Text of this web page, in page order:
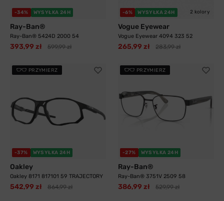
-34% WYSYŁKA 24H
Ray-Ban®
Ray-Ban® 5424D 2000 54
393,99 zł 599,99 zł
-6% WYSYŁKA 24H 2 kolory
Vogue Eyewear
Vogue Eyewear 4094 323 52
265,99 zł 283,99 zł
PRZYMIERZ
-37% WYSYŁKA 24H
Oakley
Oakley 8171 817101 59 TRAJECTORY
542,99 zł 864,99 zł
PRZYMIERZ
-27% WYSYŁKA 24H
Ray-Ban®
Ray-Ban® 3751V 2509 58
386,99 zł 529,99 zł